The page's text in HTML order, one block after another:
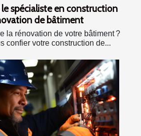
spécialiste en construction
de bâtiment
la rénovation de votre bâtiment ?
confier votre construction de...